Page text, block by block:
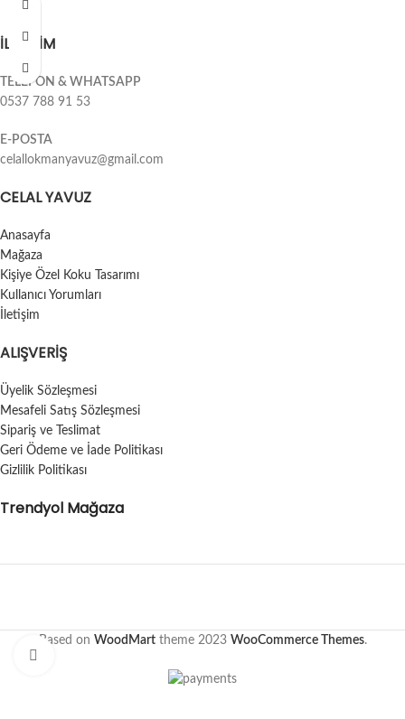
İLETİŞİM
TELEFON & WHATSAPP
0537 788 91 53
E-POSTA
celallokmanyavuz@gmail.com
CELAL YAVUZ
Anasayfa
Mağaza
Kişiye Özel Koku Tasarımı
Kullanıcı Yorumları
İletişim
ALIŞVERIŞ
Üyelik Sözleşmesi
Mesafeli Satış Sözleşmesi
Sipariş ve Teslimat
Geri Ödeme ve İade Politikası
Gizlilik Politikası
Trendyol Mağaza
Based on WoodMarttheme2023 WooCommerce Themes.